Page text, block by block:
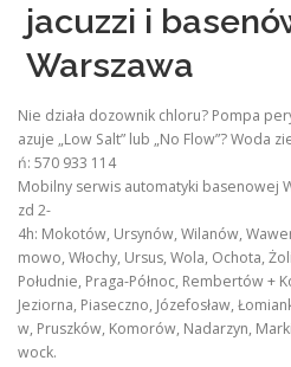
jacuzzi i
Warszawa
Nie działa dozownik chloru? Pompa
azuje „Low Salt” lub „No Flow”? Woda
ń: 570 933 114
Mobilny serwis automatyki basenowej
zd 2-
4h: Mokotów, Ursynów, Wilanów,
mowo, Włochy, Ursus, Wola, Ochota,
Południe, Praga-Północ, Rembertów +
Jeziorna, Piaseczno, Józefosław,
w, Pruszków, Komorów, Nadarzyn,
wock.